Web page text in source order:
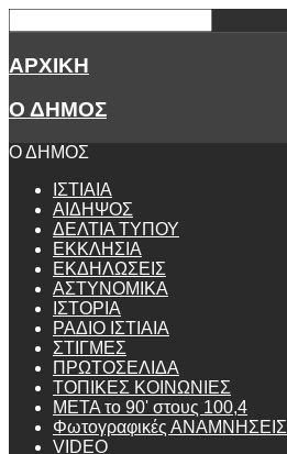
ΑΡΧΙΚΗ
Ο ΔΗΜΟΣ
Ο ΔΗΜΟΣ
ΙΣΤΙΑΙΑ
ΑΙΔΗΨΟΣ
ΔΕΛΤΙΑ ΤΥΠΟΥ
ΕΚΚΛΗΣΙΑ
ΕΚΔΗΛΩΣΕΙΣ
ΑΣΤΥΝΟΜΙΚΑ
ΙΣΤΟΡΙΑ
ΡΑΔΙΟ ΙΣΤΙΑΙΑ
ΣΤΙΓΜΕΣ
ΠΡΩΤΟΣΕΛΙΔΑ
ΤΟΠΙΚΕΣ ΚΟΙΝΩΝΙΕΣ
ΜΕΤΑ το 90' στους 100,4
Φωτογραφικές ΑΝΑΜΝΗΣΕΙΣ
VIDEO